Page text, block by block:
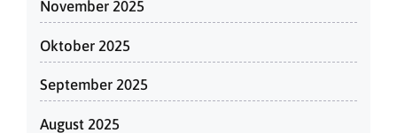
November 2025
Oktober 2025
September 2025
August 2025